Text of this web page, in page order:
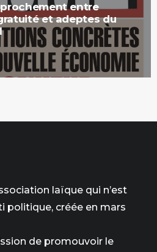
entre
et adeptes du
laïque qui n’est
politique, créée en mars
de promouvoir le